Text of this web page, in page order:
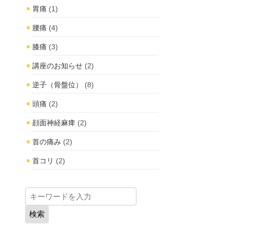
胃痛 (1)
腰痛 (4)
膝痛 (3)
講座のお知らせ (2)
逆子（骨盤位） (8)
頭痛 (2)
顔面神経麻痺 (2)
首の痛み (2)
首コリ (2)